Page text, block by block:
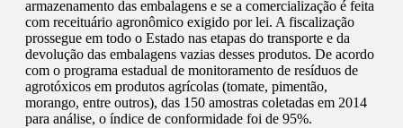
armazenamento das embalagens e se a comercialização é feita
com receituário agronômico exigido por lei. A fiscalização
prossegue em todo o Estado nas etapas do transporte e da
devolução das embalagens vazias desses produtos. De acordo
com o programa estadual de monitoramento de resíduos de
agrotóxicos em produtos agrícolas (tomate, pimentão,
morango, entre outros), das 150 amostras coletadas em 2014
para análise, o índice de conformidade foi de 95%.